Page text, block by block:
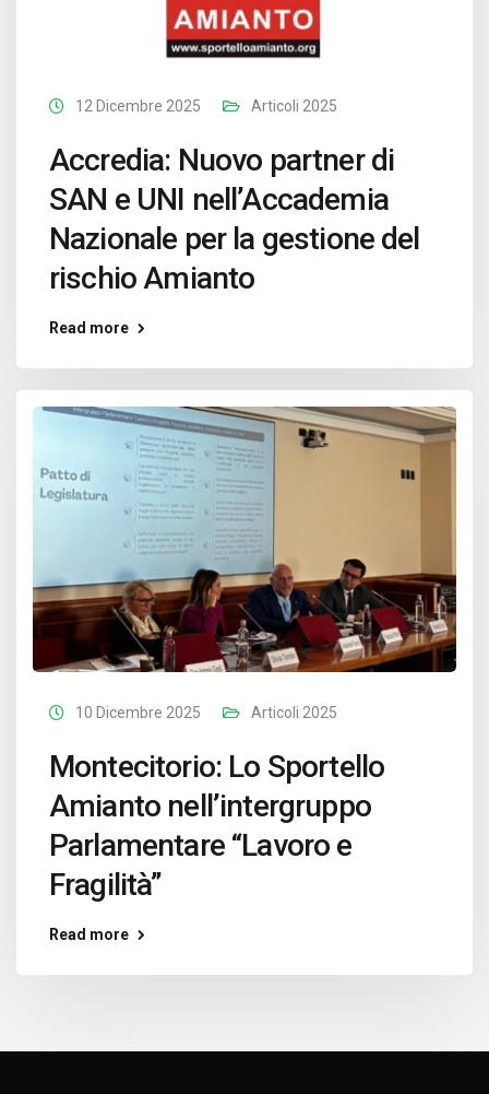
12 Dicembre 2025 Articoli 2025
Accredia: Nuovo partner di
SAN e UNI nell’Accademia
Nazionale per la gestione del
rischio Amianto
Read more
10 Dicembre 2025 Articoli 2025
Montecitorio: Lo Sportello
Amianto nell’intergruppo
Parlamentare “Lavoro e
Fragilità”
Read more